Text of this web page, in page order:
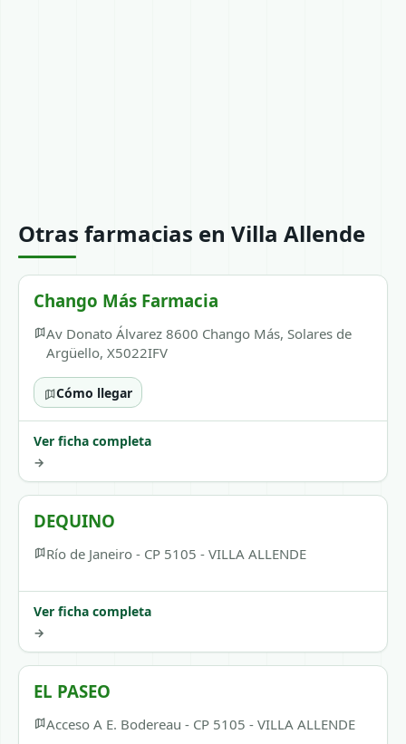
Otras farmacias en Villa Allende
Chango Más Farmacia
Av Donato Álvarez 8600 Chango Más, Solares de
Argüello, X5022IFV
Cómo llegar
Ver ficha completa
→
DEQUINO
Río de Janeiro - CP 5105 - VILLA ALLENDE
Ver ficha completa
→
EL PASEO
Acceso A E. Bodereau - CP 5105 - VILLA ALLENDE